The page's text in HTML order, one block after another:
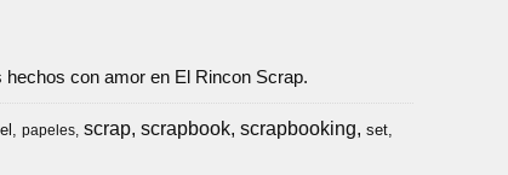
con amor en El Rincon Scrap.
papeles scrap scrapbook scrapbooking set